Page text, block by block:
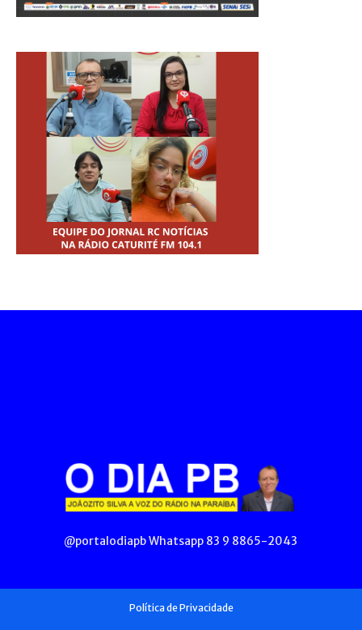
@portalodiapb Whatsapp 83 9 8865-2043
Política de Privacidade